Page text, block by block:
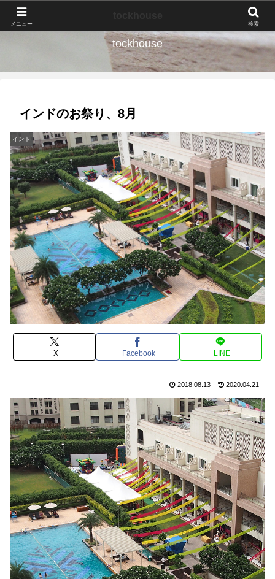
tockhouse
インドのお祭り、8月
インド
X Facebook LINE
2018.08.13 2020.04.21
メニュー 検索